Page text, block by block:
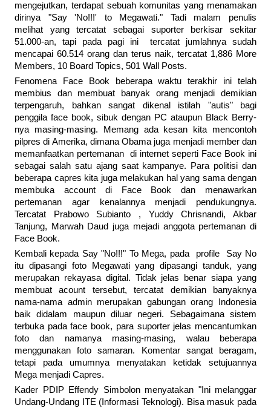
mengejutkan, terdapat sebuah komunitas yang menamakan
dirinya "Say 'No!!!' to Megawati." Tadi malam penulis
melihat yang tercatat sebagai suporter berkisar sekitar
51.000-an, tapi pada pagi ini tercatat jumlahnya sudah
mencapai 60.514 orang dan terus naik, tercatat 1,886 More
Members, 10 Board Topics, 501 Wall Posts.
Fenomena Face Book beberapa waktu terakhir ini telah
membius dan membuat banyak orang menjadi demikian
terpengaruh, bahkan sangat dikenal istilah "autis" bagi
penggila face book, sibuk dengan PC ataupun Black Berry-
nya masing-masing. Memang ada kesan kita mencontoh
pilpres di Amerika, dimana Obama juga menjadi member dan
memanfaatkan pertemanan di internet seperti Face Book ini
sebagai salah satu ajang saat kampanye. Para politisi dan
beberapa capres kita juga melakukan hal yang sama dengan
membuka account di Face Book dan menawarkan
pertemanan agar kenalannya menjadi pendukungnya.
Tercatat Prabowo Subianto , Yuddy Chrisnandi, Akbar
Tanjung, Marwah Daud juga mejadi anggota pertemanan di
Face Book.
Kembali kepada Say "No!!!" To Mega, pada profile Say No
itu dipasangi foto Megawati yang dipasangi tanduk, yang
merupakan rekayasa digital. Tidak jelas benar siapa yang
membuat acount tersebut, tercatat demikian banyaknya
nama-nama admin merupakan gabungan orang Indonesia
baik didalam maupun diluar negeri. Sebagaimana sistem
terbuka pada face book, para suporter jelas mencantumkan
foto dan namanya masing-masing, walau beberapa
menggunakan foto samaran. Komentar sangat beragam,
tetapi pada umumnya menyatakan ketidak setujuannya
Mega menjadi Capres.
Kader PDIP Effendy Simbolon menyatakan "Ini melanggar
Undang-Undang ITE (Informasi Teknologi). Bisa masuk pada